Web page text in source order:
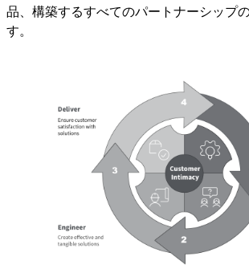
品、構築するすべてのパートナーシップ
す。